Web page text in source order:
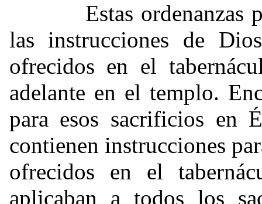
Estas ordenanzas
las instrucciones de
ofrecidos en el
adelante en el templo.
para esos sacrificios en
contienen instrucciones
ofrecidos en el
aplicaban a todos los